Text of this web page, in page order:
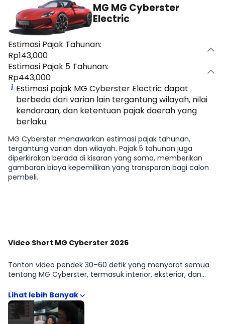
MG MG Cyberster
Electric
Estimasi Pajak Tahunan:
Rp143,000
Estimasi Pajak 5 Tahunan:
Rp443,000
Estimasi pajak MG Cyberster Electric dapat
berbeda dari varian lain tergantung wilayah, nilai
kendaraan, dan ketentuan pajak daerah yang
berlaku.
MG Cyberster menawarkan estimasi pajak tahunan,
tergantung varian dan wilayah. Pajak 5 tahunan juga
diperkirakan berada di kisaran yang sama, memberikan
gambaran biaya kepemilikan yang transparan bagi calon
pembeli.
Video Short MG Cyberster 2026
Tonton video pendek 30–60 detik yang menyorot semua
tentang MG Cyberster, termasuk interior, eksterior, dan
memudahkan kamu menangkap poin penting sebelum
mendalami spesifikasi. Lihat lebih banyak di galeri video.